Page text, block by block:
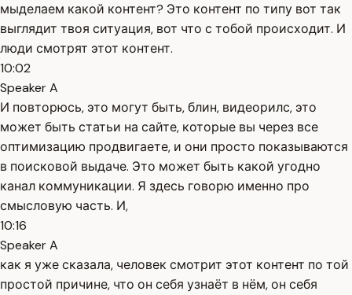
мыделаем какой контент? Это контент по типу вот так
выглядит твоя ситуация, вот что с тобой происходит. И
люди смотрят этот контент.
10:02
Speaker A
И повторюсь, это могут быть, блин, видеорилс, это
может быть статьи на сайте, которые вы через все
оптимизацию продвигаете, и они просто показываются
в поисковой выдаче. Это может быть какой угодно
канал коммуникации. Я здесь говорю именно про
смысловую часть. И,
10:16
Speaker A
как я уже сказала, человек смотрит этот контент по той
простой причине, что он себя узнаёт в нём, он себя